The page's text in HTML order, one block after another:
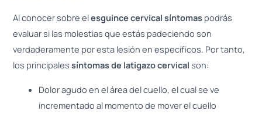
Al conocer sobre elesguince cervical síntomas podrás
evaluar si las molestias que estás padeciendo son
verdaderamente por esta lesión en específicos. Por tanto,
los principalessíntomas de latigazo cervical son:
Dolor agudo en el área del cuello, el cual se ve
incrementado al momento de mover el cuello